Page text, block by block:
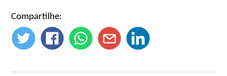
Compartilhe: